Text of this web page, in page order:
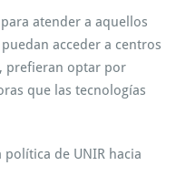
atender a aquellos
acceder a centros
prefieran optar por
que las tecnologías
de UNIR hacia